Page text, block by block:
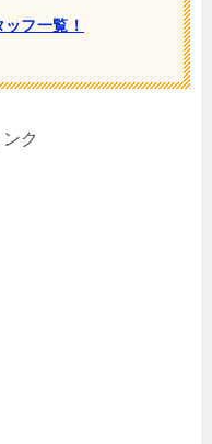
フ一覧！
ク